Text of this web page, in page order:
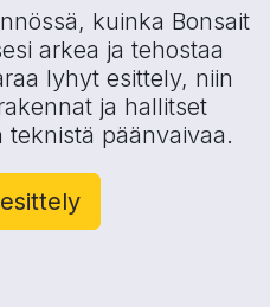
kuinka Bonsait
arkea ja tehostaa
lyhyt esittely, niin
ja hallitset
päänvaivaa.